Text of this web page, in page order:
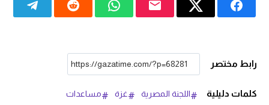
رابط مختصر
كلمات دليلية اللجنة المصرية غزة مساعدات